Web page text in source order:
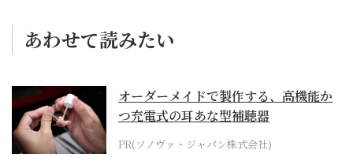
あわせて読みたい
オーダーメイドで製作する、高機能か
つ充電式の耳あな型補聴器
PR(ソノヴァ・ジャパン株式会社)